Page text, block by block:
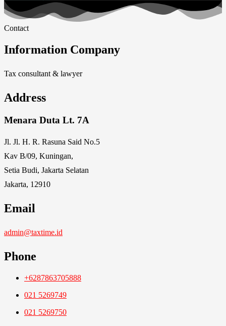
Contact
Information Company
Tax consultant & lawyer
Address
Menara Duta Lt. 7A
Jl. Jl. H. R. Rasuna Said No.5
Kav B/09, Kuningan,
Setia Budi, Jakarta Selatan
Jakarta, 12910
Email
admin@taxtime.id
Phone
+6287863705888
021 5269749
021 5269750